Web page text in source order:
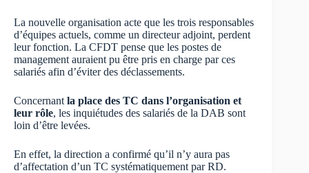
La nouvelle organisation acte que les trois responsables
d’équipes actuels, comme un directeur adjoint, perdent
leur fonction. La CFDT pense que les postes de
management auraient pu être pris en charge par ces
salariés afin d’éviter des déclassements.
Concernant la place des TC dans l’organisation et
leur rôle, les inquiétudes des salariés de la DAB sont
loin d’être levées.
En effet, la direction a confirmé qu’il n’y aura pas
d’affectation d’un TC systématiquement par RD.